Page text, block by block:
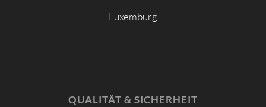
Luxemburg
QUALITÄT & SICHERHEIT